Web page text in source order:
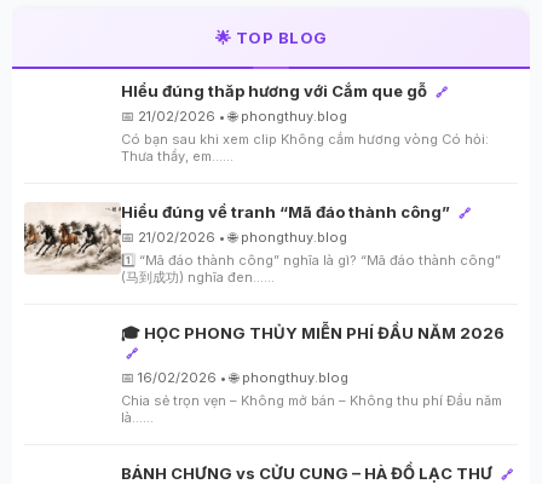
🌟 TOP BLOG
HIểu đúng thăp hương với Cắm que gỗ 🔗
📅 21/02/2026 • 🌐 phongthuy.blog
Có bạn sau khi xem clip Không cắm hương vòng Có hỏi:
Thưa thầy, em…...
Hiểu đúng về tranh “Mã đáo thành công” 🔗
📅 21/02/2026 • 🌐 phongthuy.blog
1️⃣ “Mã đáo thành công” nghĩa là gì? “Mã đáo thành công”
(马到成功) nghĩa đen…...
🎓 HỌC PHONG THỦY MIỄN PHÍ ĐẦU NĂM 2026
🔗
📅 16/02/2026 • 🌐 phongthuy.blog
Chia sẻ trọn vẹn – Không mở bán – Không thu phí Đầu năm
là…...
BÁNH CHƯNG vs CỬU CUNG – HÀ ĐỒ LẠC THƯ 🔗